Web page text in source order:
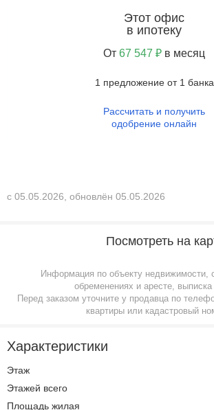
Этот офис
в ипотеку
От 67 547 ₽ в месяц
1 предложение от 1 банка
Рассчитать и получить
одобрение онлайн
с 05.05.2026, обновлён 05.05.2026
Посмотреть на
Информация по объекту недвижимости,
обременениях и аресте,
Перед заказом уточните у продавца по
квартиры или кадастровый
Характеристики
Этаж
Этажей всего
Площадь жилая